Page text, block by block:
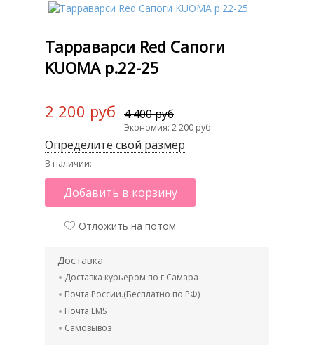
Тарраварси Red Сапоги
KUOMA р.22-25
2 200 руб 4 400 руб
Экономия: 2 200 руб
Определите свой размер
В наличии:
Добавить в корзину
Отложить на потом
Доставка
Доставка курьером по г.Самара
Почта России.(Бесплатно по РФ)
Почта EMS
Самовывоз